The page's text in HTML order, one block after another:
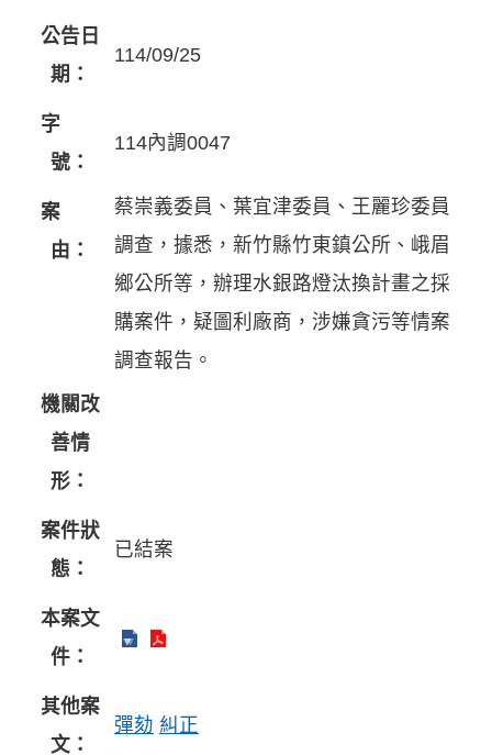
公告日
期：
114/09/25
字
號：
114內調0047
案
由：
蔡崇義委員、葉宜津委員、王麗珍委員
調查，據悉，新竹縣竹東鎮公所、峨眉
鄉公所等，辦理水銀路燈汰換計畫之採
購案件，疑圖利廠商，涉嫌貪污等情案
調查報告。
機關改
善情
形：
案件狀
態：
已結案
本案文
件：
其他案
文：
彈劾 糾正